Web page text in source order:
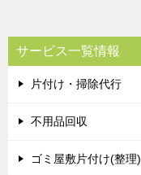
サービス一覧情報
片付け・掃除代行
不用品回収
ゴミ屋敷片付け(整理)